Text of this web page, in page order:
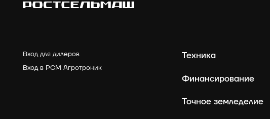
Вход для дилеров
Вход в РСМ Агротроник
Техника
Финансирование
Точное земледелие